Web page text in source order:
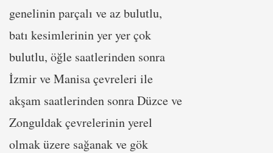
genelinin parçalı ve az bulutlu,
batı kesimlerinin yer yer çok
bulutlu, öğle saatlerinden sonra
İzmir ve Manisa çevreleri ile
akşam saatlerinden sonra Düzce ve
Zonguldak çevrelerinin yerel
olmak üzere sağanak ve gök